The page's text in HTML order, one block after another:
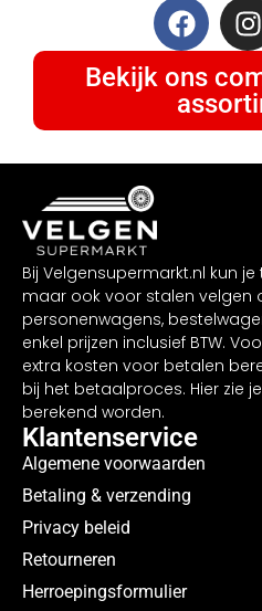
Bekijk ons
Bij Velgensupermarkt.nl kun
maar ook voor stalen velgen
personenwagens,
enkel prijzen inclusief BTW.
extra kosten voor betalen
bij het betaalproces. Hier zie
berekend worden.
Klantenservice
Algemene voorwaarden
Betaling & verzending
Privacy beleid
Retourneren
Herroepingsformulier